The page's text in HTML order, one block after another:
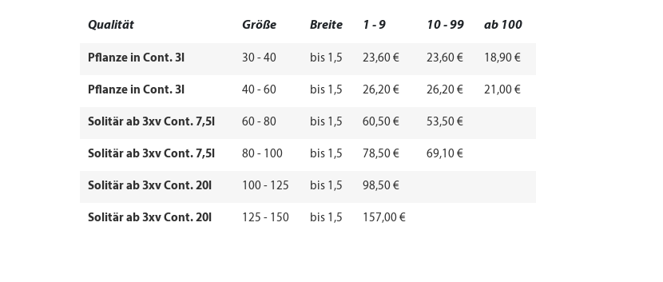
Qualität Größe Breite 1 - 9 10 - 99 ab 100
Pflanze in Cont. 3l 30 - 40 bis 1,5 23,60 € 23,60 € 18,90 €
Pflanze in Cont. 3l 40 - 60 bis 1,5 26,20 € 26,20 € 21,00 €
Solitär ab 3xv Cont. 7,5l 60 - 80 bis 1,5 60,50 € 53,50 €
Solitär ab 3xv Cont. 7,5l 80 - 100 bis 1,5 78,50 € 69,10 €
Solitär ab 3xv Cont. 20l 100 - 125 bis 1,5 98,50 €
Solitär ab 3xv Cont. 20l 125 - 150 bis 1,5 157,00 €